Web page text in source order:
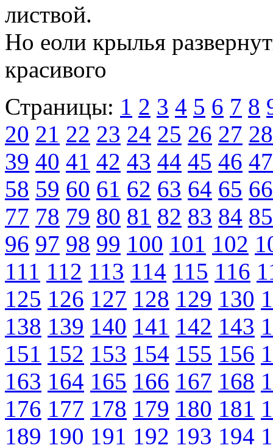
листвой.
Но еоли крылья
красивого
Страницы: 1 2 3 4 5 6 7 8
20 21 22 23 24 25 26 27 28
39 40 41 42 43 44 45 46 47
58 59 60 61 62 63 64 65 66
77 78 79 80 81 82 83 84 85
96 97 98 99 100 101 102
111 112 113 114 115 116
125 126 127 128 129 130
138 139 140 141 142 143
151 152 153 154 155 156
163 164 165 166 167 168
176 177 178 179 180 181
189 190 191 192 193 194